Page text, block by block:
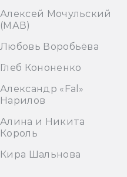
Алексей Мочульский
(МАВ)
Любовь Воробьёва
Глеб Кононенко
Александр «Fal»
Нарилов
Алина и Никита
Король
Кира Шальнова